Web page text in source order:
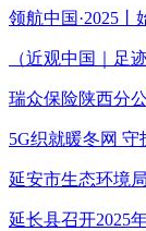
领航中国·2025
（近观中国｜足
瑞众保险陕西分
5G织就暖冬网
延安市生态环境
延长县召开2025